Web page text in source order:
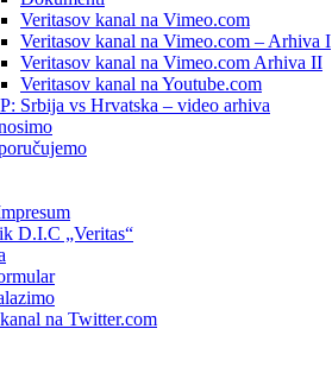
Veritasov kanal na Vimeo.com
Veritasov kanal na Vimeo.com – Arhiva I
Veritasov kanal na Vimeo.com Arhiva II
Veritasov kanal na Youtube.com
Srbija vs Hrvatska – video arhiva
D.I.C „Veritas“
na Twitter.com